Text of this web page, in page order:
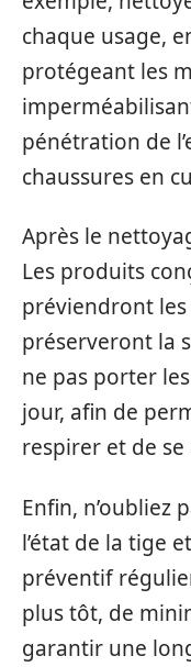
chaque usage,
protégeant les
pénétration de
chaussures en
Après le
Les produits
préviendront
préserveront la
ne pas porter
jour, afin de
respirer et de
Enfin, n’oubliez
l’état de la tige
préventif
plus tôt, de
garantir une